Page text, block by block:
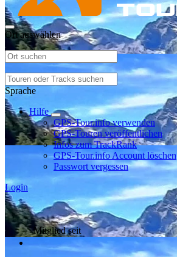
Ort auswählen
Sprache
Hilfe
GPS-Tour.info verwenden
GPS-Touren veröffentlichen
Infos zum TrackRank
GPS-Tour.info Account löschen
Passwort vergessen
Login
Mitglied seit